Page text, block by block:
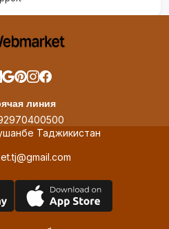
линия
Таджикистан